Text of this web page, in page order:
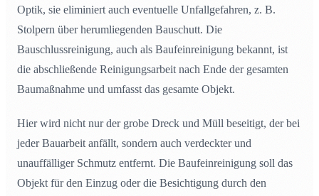
Optik, sie eliminiert auch eventuelle Unfallgefahren, z. B.
Stolpern über herumliegenden Bauschutt. Die
Bauschlussreinigung, auch als Baufeinreinigung bekannt, ist
die abschließende Reinigungsarbeit nach Ende der gesamten
Baumaßnahme und umfasst das gesamte Objekt.
Hier wird nicht nur der grobe Dreck und Müll beseitigt, der bei
jeder Bauarbeit anfällt, sondern auch verdeckter und
unauffälliger Schmutz entfernt. Die Baufeinreinigung soll das
Objekt für den Einzug oder die Besichtigung durch den